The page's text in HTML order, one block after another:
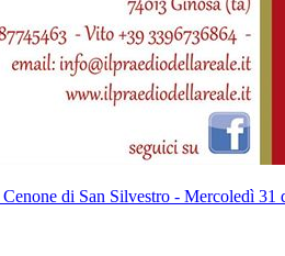
Cenone di San Silvestro - Mercoledì 31